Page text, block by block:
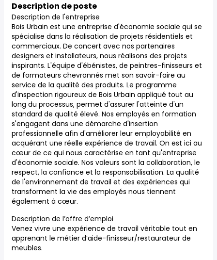
Description de poste
Description de l'entreprise
Bois Urbain est une entreprise d'économie sociale qui se
spécialise dans la réalisation de projets résidentiels et
commerciaux. De concert avec nos partenaires
designers et installateurs, nous réalisons des projets
inspirants. L'équipe d'ébénistes, de peintres-finisseurs et
de formateurs chevronnés met son savoir-faire au
service de la qualité des produits. Le programme
d'inspection rigoureux de Bois Urbain appliqué tout au
long du processus, permet d'assurer l'atteinte d'un
standard de qualité élevé. Nos employés en formation
s'engagent dans une démarche d'insertion
professionnelle afin d'améliorer leur employabilité en
acquérant une réelle expérience de travail. On est ici au
cœur de ce qui nous caractérise en tant qu'entreprise
d'économie sociale. Nos valeurs sont la collaboration, le
respect, la confiance et la responsabilisation. La qualité
de l'environnement de travail et des expériences qui
transforment la vie des employés nous tiennent
également à cœur.
Description de l’offre d’emploi
Venez vivre une expérience de travail véritable tout en
apprenant le métier d’aide-finisseur/restaurateur de
meubles.